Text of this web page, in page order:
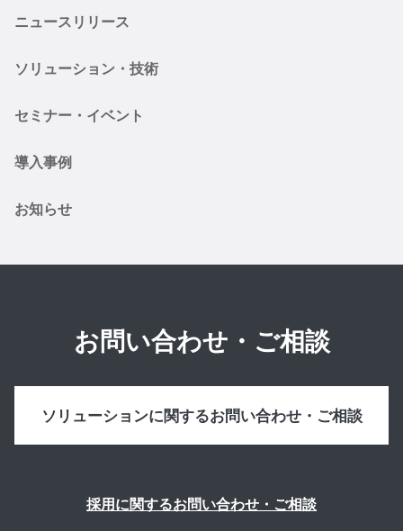
ニュースリリース
ソリューション・技術
セミナー・イベント
導入事例
お知らせ
お問い合わせ・ご相談
ソリューションに関するお問い合わせ・ご相談
採用に関するお問い合わせ・ご相談